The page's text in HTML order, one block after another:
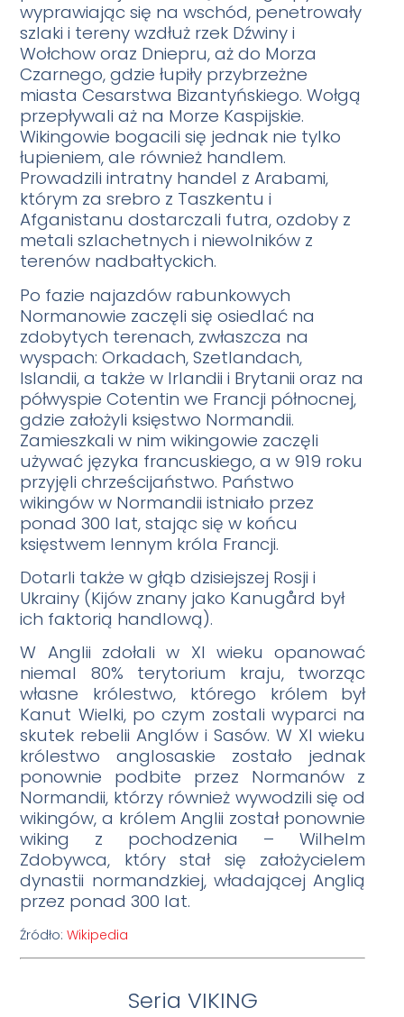
wyprawiając się na wschód, penetrowały
szlaki i tereny wzdłuż rzek Dźwiny i
Wołchow oraz Dniepru, aż do Morza
Czarnego, gdzie łupiły przybrzeżne
miasta Cesarstwa Bizantyńskiego. Wołgą
przepływali aż na Morze Kaspijskie.
Wikingowie bogacili się jednak nie tylko
łupieniem, ale również handlem.
Prowadzili intratny handel z Arabami,
którym za srebro z Taszkentu i
Afganistanu dostarczali futra, ozdoby z
metali szlachetnych i niewolników z
terenów nadbałtyckich.
Po fazie najazdów rabunkowych
Normanowie zaczęli się osiedlać na
zdobytych terenach, zwłaszcza na
wyspach: Orkadach, Szetlandach,
Islandii, a także w Irlandii i Brytanii oraz na
półwyspie Cotentin we Francji północnej,
gdzie założyli księstwo Normandii.
Zamieszkali w nim wikingowie zaczęli
używać języka francuskiego, a w 919 roku
przyjęli chrześcijaństwo. Państwo
wikingów w Normandii istniało przez
ponad 300 lat, stając się w końcu
księstwem lennym króla Francji.
Dotarli także w głąb dzisiejszej Rosji i
Ukrainy (Kijów znany jako Kanugård był
ich faktorią handlową).
W Anglii zdołali w XI wieku opanować
niemal 80% terytorium kraju, tworząc
własne królestwo, którego królem był
Kanut Wielki, po czym zostali wyparci na
skutek rebelii Anglów i Sasów. W XI wieku
królestwo anglosaskie zostało jednak
ponownie podbite przez Normanów z
Normandii, którzy również wywodzili się od
wikingów, a królem Anglii został ponownie
wiking z pochodzenia – Wilhelm
Zdobywca, który stał się założycielem
dynastii normandzkiej, władającej Anglią
przez ponad 300 lat.
Źródło:Wikipedia
Seria VIKING